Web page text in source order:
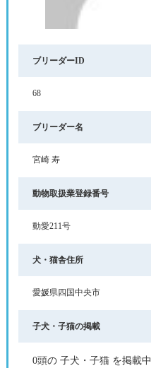
ブリーダーID
68
ブリーダー名
宮崎 寿
動物取扱業登録番号
動愛211号
犬・猫舎住所
愛媛県四国中央市
子犬・子猫の掲載
0頭の 子犬・子猫 を掲載中